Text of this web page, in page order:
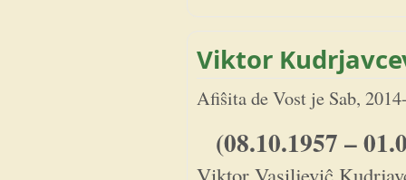
Viktor
Afiŝita deVost je Sab,
(08.10.1957 –